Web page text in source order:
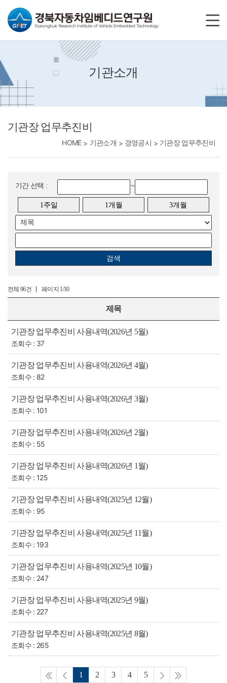
기관소개
기관장 업무추진비
HOME 기관소개 경영공시 기관장 업무추진비
기간 선택 : ~
1주일 1개월 3개월
검색
전체 96건 페이지 1/10
제목
기관장 업무추진비 사용내역(2026년 5월)
조회수 : 37
기관장 업무추진비 사용내역(2026년 4월)
조회수 : 82
기관장 업무추진비 사용내역(2026년 3월)
조회수 : 101
기관장 업무추진비 사용내역(2026년 2월)
조회수 : 55
기관장 업무추진비 사용내역(2026년 1월)
조회수 : 125
기관장 업무추진비 사용내역(2025년 12월)
조회수 : 95
기관장 업무추진비 사용내역(2025년 11월)
조회수 : 193
기관장 업무추진비 사용내역(2025년 10월)
조회수 : 247
기관장 업무추진비 사용내역(2025년 9월)
조회수 : 227
기관장 업무추진비 사용내역(2025년 8월)
조회수 : 265
1 2 3 4 5